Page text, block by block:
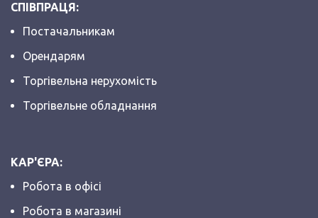
СПІВПРАЦЯ:
Постачальникам
Орендарям
Торгівельна нерухомість
Торгівельне обладнання
КАР'ЄРА:
Робота в офісі
Робота в магазині